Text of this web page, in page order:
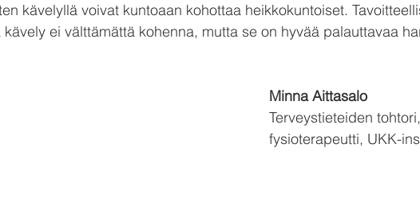
kävelyllä voivat kuntoaan kohottaa heikkokuntoiset.
kävely ei välttämättä kohenna, mutta se on hyvää palauttavaa
Minna Aittasalo
Terveystieteiden tohtori,
fysioterapeutti, UKK-